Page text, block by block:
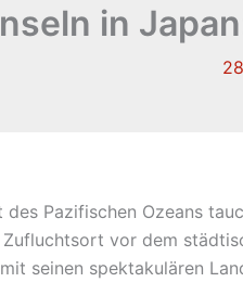
in
Pazifischen Ozeans
vor dem
seinen spektakulären